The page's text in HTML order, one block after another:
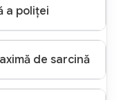
a poliței
de sarcină